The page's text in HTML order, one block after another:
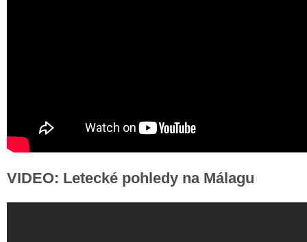
VIDEO: Letecké pohledy na Málagu